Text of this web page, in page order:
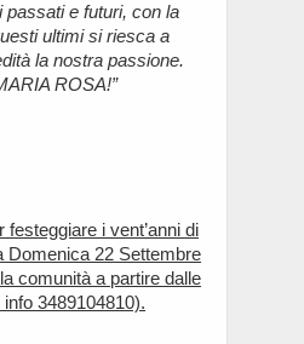
passati e futuri, con la
ultimi si riesca a
la nostra passione.
ROSA!”
i vent’anni di
Domenica 22 Settembre
comunità a partire dalle
3489104810).